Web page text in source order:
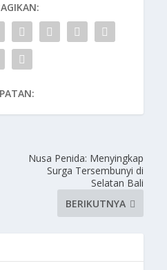
Nusa Penida: Menyingkap
Surga Tersembunyi di
Selatan Bali
BERIKUTNYA